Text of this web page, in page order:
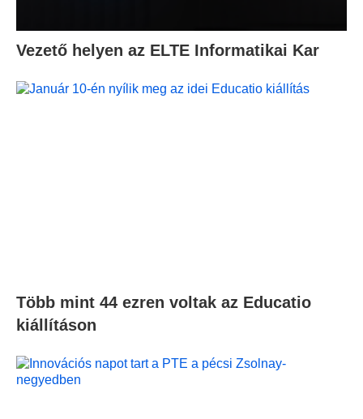
Vezető helyen az ELTE Informatikai Kar
Több mint 44 ezren voltak az Educatio
kiállításon